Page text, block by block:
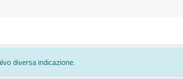
diversa indicazione.